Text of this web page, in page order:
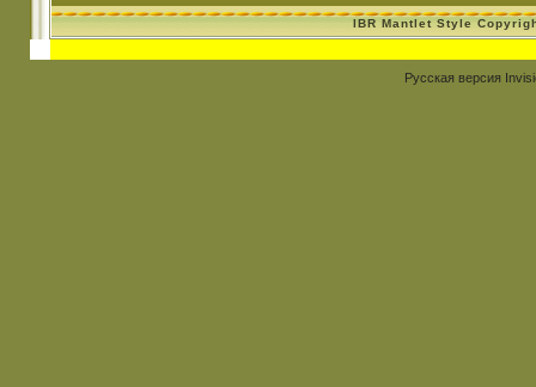
IBR Mantlet Style
Русская версия